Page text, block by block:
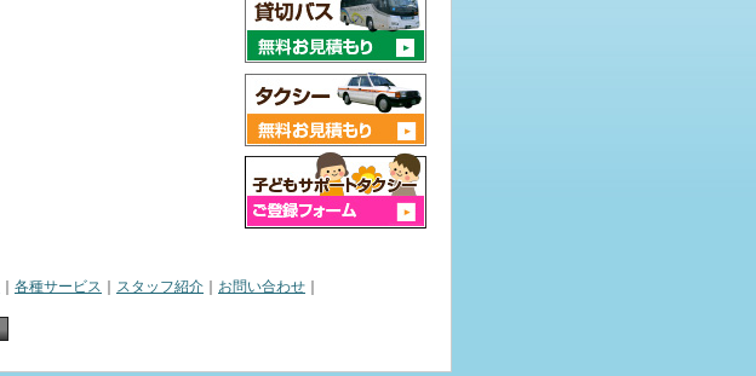
｜ 各種サービス ｜ スタッフ紹介 ｜ お問い合わせ ｜